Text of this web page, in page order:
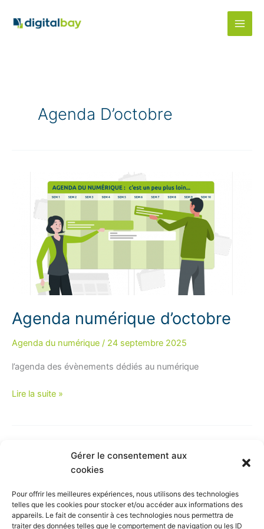
Gérer le consentement aux
cookies
Pour offrir les meilleures expériences, nous utilisons des technologies
telles que les cookies pour stocker et/ou accéder aux informations des
appareils. Le fait de consentir à ces technologies nous permettra de
traiter des données telles que le comportement de navigation ou les ID
Agenda D’octobre
Agenda numérique d’octobre
Agenda du numérique / 24 septembre 2025
l’agenda des évènements dédiés au numérique
Agenda
Lire la suite »
Plan du site
Mentions légales
Politique de confidentialité